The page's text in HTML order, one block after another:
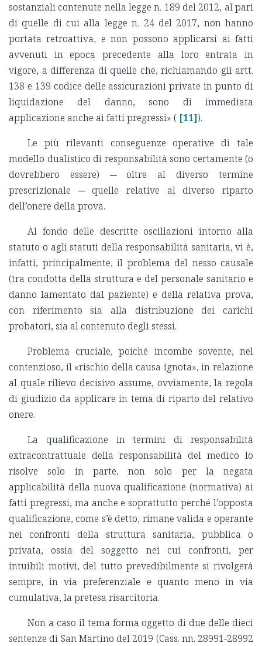
sostanziali contenute nella legge n. 189 del 2012, al pari
di quelle di cui alla legge n. 24 del 2017, non hanno
portata retroattiva, e non possono applicarsi ai fatti
avvenuti in epoca precedente alla loro entrata in
vigore, a differenza di quelle che, richiamando gli artt.
138 e 139 codice delle assicurazioni private in punto di
liquidazione del danno, sono di immediata
applicazione anche ai fatti pregressi» ( [11]).
Le più rilevanti conseguenze operative di tale
modello dualistico di responsabilità sono certamente (o
dovrebbero essere) ─ oltre al diverso termine
prescrizionale ─ quelle relative al diverso riparto
dell’onere della prova.
Al fondo delle descritte oscillazioni intorno alla
statuto o agli statuti della responsabilità sanitaria, vi è,
infatti, principalmente, il problema del nesso causale
(tra condotta della struttura e del personale sanitario e
danno lamentato dal paziente) e della relativa prova,
con riferimento sia alla distribuzione dei carichi
probatori, sia al contenuto degli stessi.
Problema cruciale, poiché incombe sovente, nel
contenzioso, il «rischio della causa ignota», in relazione
al quale rilievo decisivo assume, ovviamente, la regola
di giudizio da applicare in tema di riparto del relativo
onere.
La qualificazione in termini di responsabilità
extracontrattuale della responsabilità del medico lo
risolve solo in parte, non solo per la negata
applicabilità della nuova qualificazione (normativa) ai
fatti pregressi, ma anche e soprattutto perché l’opposta
qualificazione, come s’è detto, rimane valida e operante
nei confronti della struttura sanitaria, pubblica o
privata, ossia del soggetto nei cui confronti, per
intuibili motivi, del tutto prevedibilmente si rivolgerà
sempre, in via preferenziale e quanto meno in via
cumulativa, la pretesa risarcitoria.
Non a caso il tema forma oggetto di due delle dieci
sentenze di San Martino del 2019 (Cass. nn. 28991-28992